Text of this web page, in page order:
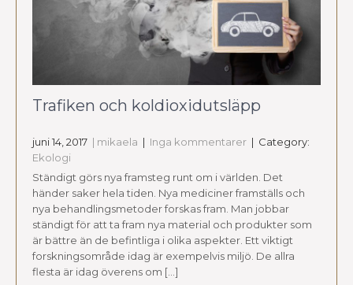
Trafiken och koldioxidutsläpp
juni 14, 2017 | mikaela | Inga kommentarer | Category:
Ekologi
Ständigt görs nya framsteg runt om i världen. Det
händer saker hela tiden. Nya mediciner framställs och
nya behandlingsmetoder forskas fram. Man jobbar
ständigt för att ta fram nya material och produkter som
är bättre än de befintliga i olika aspekter. Ett viktigt
forskningsområde idag är exempelvis miljö. De allra
flesta är idag överens om […]